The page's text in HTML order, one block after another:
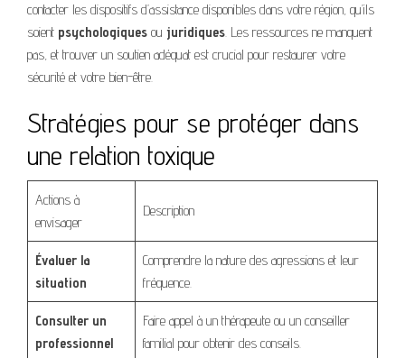
contacter les dispositifs d’assistance disponibles dans votre région, qu’ils
soient psychologiques ou juridiques. Les ressources ne manquent
pas, et trouver un soutien adéquat est crucial pour restaurer votre
sécurité et votre bien-être.
Stratégies pour se protéger dans
une relation toxique
Actions à
envisager
Description
Évaluer la
situation
Comprendre la nature des agressions et leur
fréquence.
Consulter un
professionnel
Faire appel à un thérapeute ou un conseiller
familial pour obtenir des conseils.